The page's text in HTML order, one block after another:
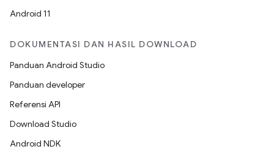
Android 11
DOKUMENTASI DAN HASIL DOWNLOAD
Panduan Android Studio
Panduan developer
Referensi API
Download Studio
Android NDK